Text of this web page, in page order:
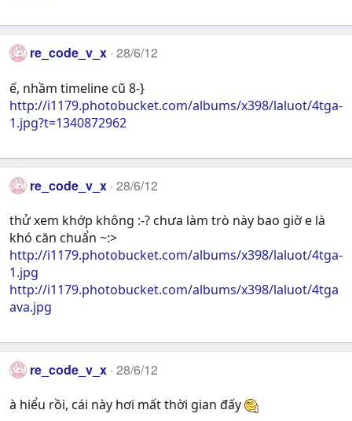
re_code_v_x 28/6/12
ế, nhầm timeline cũ 8-}
http://i1179.photobucket.com/albums/x398/laluot/4tga-
1.jpg?t=1340872962
re_code_v_x 28/6/12
thử xem khớp không :-? chưa làm trò này bao giờ e là
khó căn chuẩn ~:>
http://i1179.photobucket.com/albums/x398/laluot/4tga-
1.jpg
http://i1179.photobucket.com/albums/x398/laluot/4tga
ava.jpg
re_code_v_x 28/6/12
à hiểu rồi, cái này hơi mất thời gian đấy